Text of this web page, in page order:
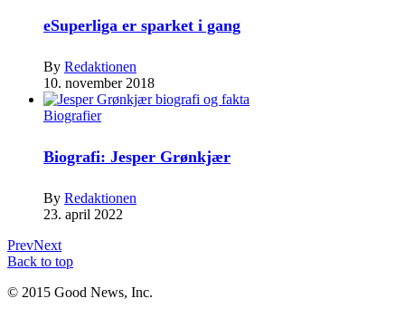
eSuperliga er sparket i gang
By Redaktionen
10. november 2018
Biografier
Biografi: Jesper Grønkjær
By Redaktionen
23. april 2022
PrevNext
Back to top
© 2015 Good News, Inc.